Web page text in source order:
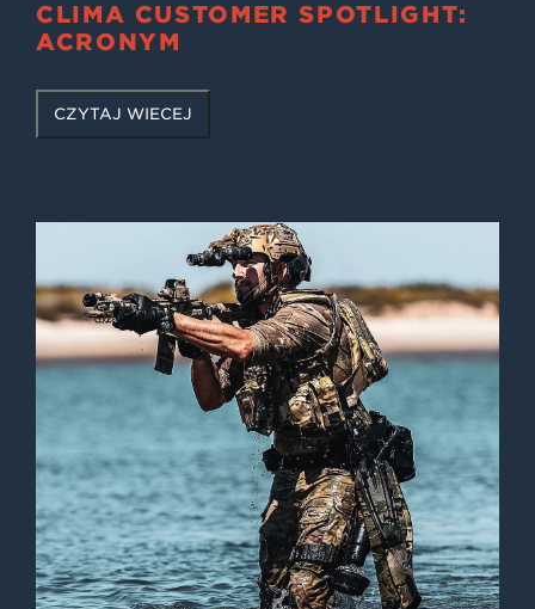
CLIMA CUSTOMER SPOTLIGHT:
ACRONYM
CZYTAJ WIĘCEJ